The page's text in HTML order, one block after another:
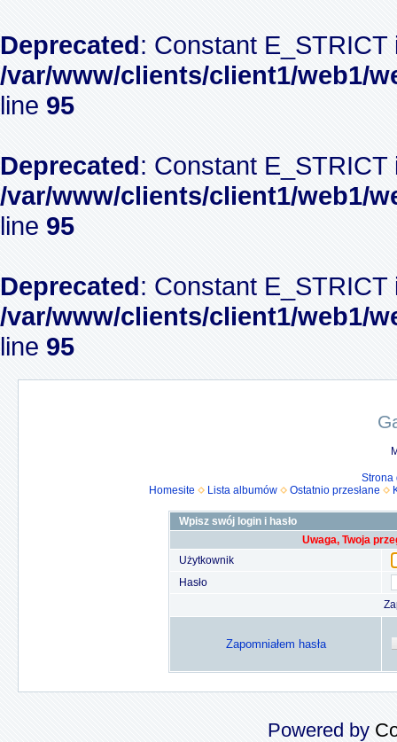
Deprecated: Constant
/var/www/clients/client1/web1/
line 95
Deprecated: Constant
/var/www/clients/client1/web1/
line 95
Deprecated: Constant
/var/www/clients/client1/web1/
line 95
Strona
Homesite
Lista albumów Ostatnio przesłane
Wpisz swój login i hasło
Uwaga, Twoja
Użytkownik
Hasło
Zapomniałem hasła
Powered by